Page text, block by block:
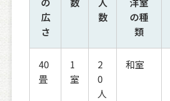
広
さ
数
の種
類
40
畳
1
室
2
0
人
和室